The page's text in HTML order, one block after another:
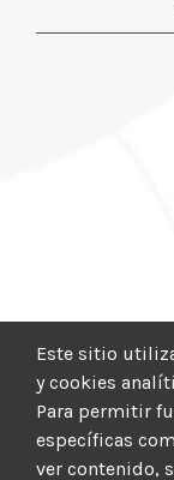
Este sitio
y cookies
Para permitir
específicas
ver contenido,